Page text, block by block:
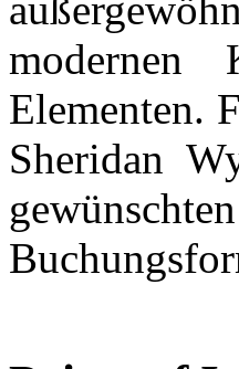
modernen
Elementen.
Sheridan